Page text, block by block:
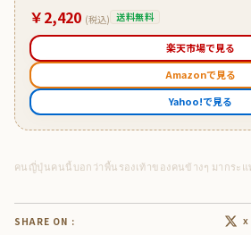
￥2,420 (税込) 送料無料
楽天市場で見る
Amazonで見る
Yahoo!で見る
คนญี่ปุ่นคนนี้บอกว่าพื้นรองเท้าของคนข้างๆ มากระแ
SHARE ON : X